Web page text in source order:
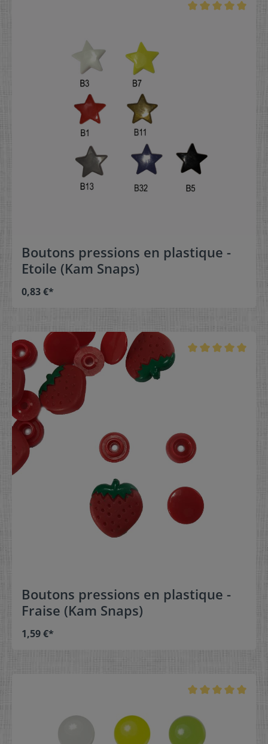
Boutons pressions en plastique -
Etoile (Kam Snaps)
0,83 €*
Boutons pressions en plastique -
Fraise (Kam Snaps)
1,59 €*